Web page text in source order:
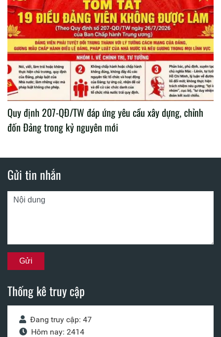
Quy định 207-QĐ/TW đáp ứng yêu cầu xây dựng, chỉnh
đốn Đảng trong kỷ nguyên mới
Gửi tin nhắn
Thống kê truy cập
Đang truy cập: 47
Hôm nay: 2414